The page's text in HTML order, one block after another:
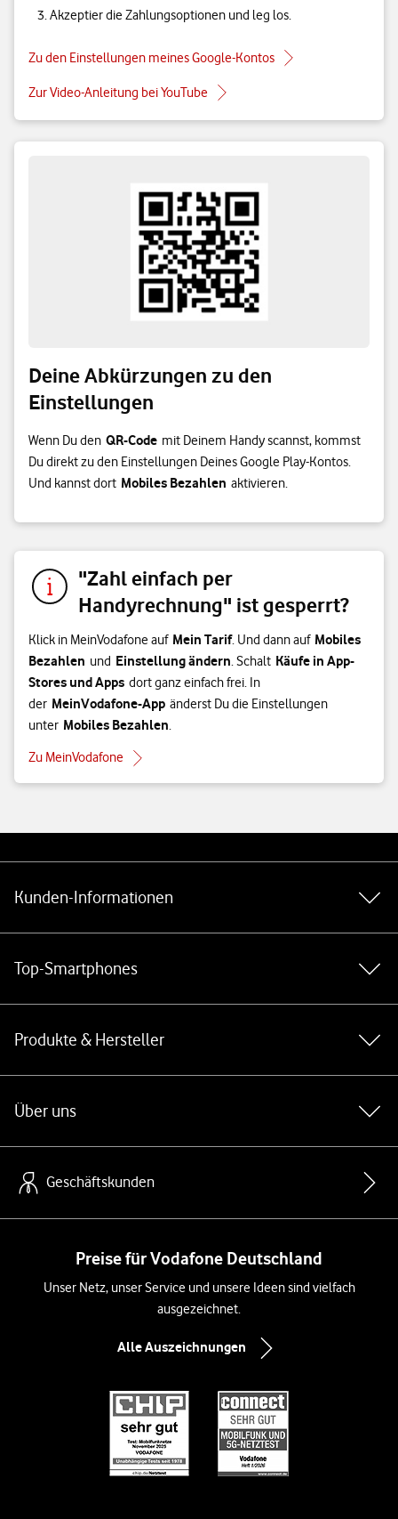
Akzeptier die Zahlungsoptionen und leg los.
Zu den Einstellungen meines Google-Kontos
Zur Video-Anleitung bei YouTube
Deine Abkürzungen zu den
Einstellungen
Wenn Du den QR-Code mit Deinem Handy scannst, kommst
Du direkt zu den Einstellungen Deines Google Play-Kontos.
Und kannst dort Mobiles Bezahlen aktivieren.
"Zahl einfach per
Handyrechnung" ist gesperrt?
Klick in MeinVodafone auf Mein Tarif. Und dann auf Mobiles
Bezahlen und Einstellung ändern. Schalt Käufe in App-
Stores und Apps dort ganz einfach frei. In
der MeinVodafone-App änderst Du die Einstellungen
unter Mobiles Bezahlen.
Zu MeinVodafone
Kunden-Informationen
Top-Smartphones
Produkte & Hersteller
Über uns
Geschäftskunden
Preise für Vodafone Deutschland
Unser Netz, unser Service und unsere Ideen sind vielfach
ausgezeichnet.
Alle Auszeichnungen